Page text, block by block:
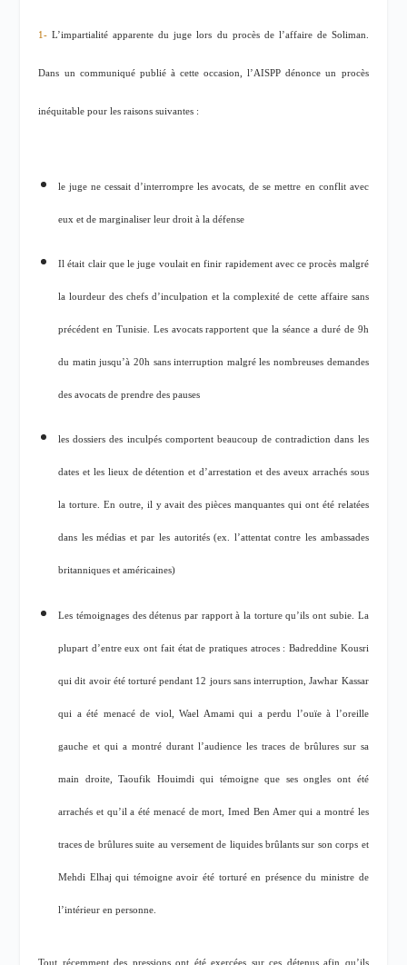
1- L’impartialité apparente du juge lors du procès de l’affaire de Soliman.
Dans un communiqué publié à cette occasion, l’AISPP dénonce un procès
inéquitable pour les raisons suivantes :
le juge ne cessait d’interrompre les avocats, de se mettre en conflit avec
eux et de marginaliser leur droit à la défense
Il était clair que le juge voulait en finir rapidement avec ce procès malgré
la lourdeur des chefs d’inculpation et la complexité de cette affaire sans
précédent en Tunisie. Les avocats rapportent que la séance a duré de 9h
du matin jusqu’à 20h sans interruption malgré les nombreuses demandes
des avocats de prendre des pauses
les dossiers des inculpés comportent beaucoup de contradiction dans les
dates et les lieux de détention et d’arrestation et des aveux arrachés sous
la torture. En outre, il y avait des pièces manquantes qui ont été relatées
dans les médias et par les autorités (ex. l’attentat contre les ambassades
britanniques et américaines)
Les témoignages des détenus par rapport à la torture qu’ils ont subie. La
plupart d’entre eux ont fait état de pratiques atroces : Badreddine Kousri
qui dit avoir été torturé pendant 12 jours sans interruption, Jawhar Kassar
qui a été menacé de viol, Wael Amami qui a perdu l’ouïe à l’oreille
gauche et qui a montré durant l’audience les traces de brûlures sur sa
main droite, Taoufik Houimdi qui témoigne que ses ongles ont été
arrachés et qu’il a été menacé de mort, Imed Ben Amer qui a montré les
traces de brûlures suite au versement de liquides brûlants sur son corps et
Mehdi Elhaj qui témoigne avoir été torturé en présence du ministre de
l’intérieur en personne.
Tout récemment des pressions ont été exercées sur ces détenus afin qu’ils